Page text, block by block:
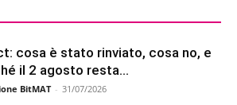
cosa è stato rinviato, cosa no, e
il 2 agosto resta...
BitMAT - 31/07/2026